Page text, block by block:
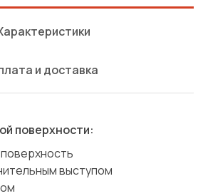
и доставка
поверхности:
выступом